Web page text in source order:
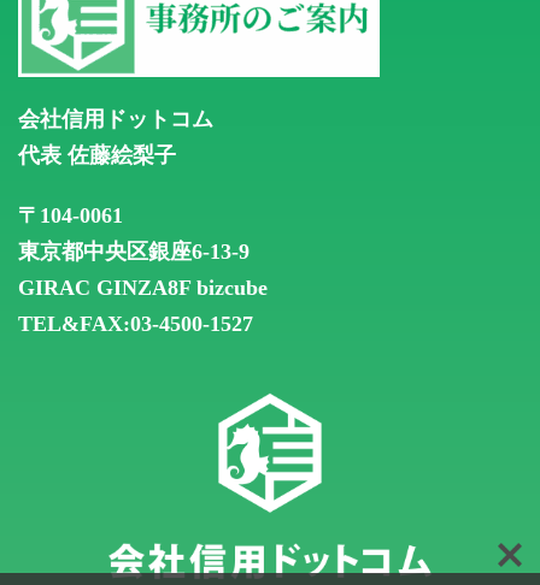
会社信用ドットコム
代表 佐藤絵梨子
〒104-0061
東京都中央区銀座6-13-9
GIRAC GINZA8F bizcube
TEL&FAX:03-4500-1527